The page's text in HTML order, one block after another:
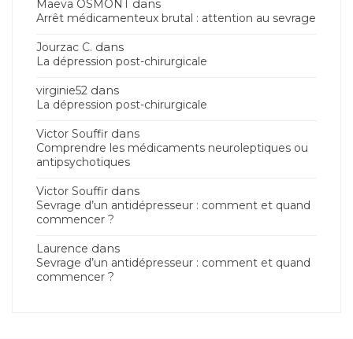
Maëva OSMONTdans
Arrêt médicamenteux brutal : attention au sevrage
Jourzac C. dans
La dépression post-chirurgicale
virginie52 dans
La dépression post-chirurgicale
Victor Souffir dans
Comprendre les médicaments neuroleptiques ou
antipsychotiques
Victor Souffir dans
Sevrage d’un antidépresseur : comment et quand
commencer ?
Laurence dans
Sevrage d’un antidépresseur : comment et quand
commencer ?